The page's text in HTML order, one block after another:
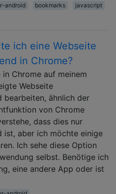
android bookmarks
javascript
ich eine Webseite
in Chrome?
Chrome auf meinem
Webseite
bearbeiten, ähnlich der
von Chrome
dass dies nur
ist, aber ich möchte einige
Ich sehe diese Option
selbst. Benötige ich
eine andere App oder ist